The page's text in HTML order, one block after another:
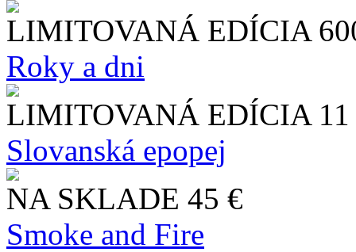
LIMITOVANÁ EDÍCIA
Roky a dni
LIMITOVANÁ EDÍCIA
Slo​vanská epopej
NA SKLADE 45 €
Smoke and Fire